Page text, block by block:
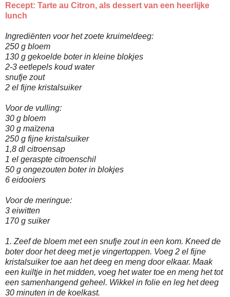
Recept: Tarte au Citron, als dessert van een heerlijke
lunch
Ingrediënten voor het zoete kruimeldeeg:
250 g bloem
130 g gekoelde boter in kleine blokjes
2-3 eetlepels koud water
snufje zout
2 el fijne kristalsuiker
Voor de vulling:
30 g bloem
30 g maïzena
250 g fijne kristalsuiker
1,8 dl citroensap
1 el geraspte citroenschil
50 g ongezouten boter in blokjes
6 eidooiers
Voor de meringue:
3 eiwitten
170 g suiker
1. Zeef de bloem met een snufje zout in een kom. Kneed de
boter door het deeg met je vingertoppen. Voeg 2 el fijne
kristalsuiker toe aan het deeg en meng door elkaar. Maak
een kuiltje in het midden, voeg het water toe en meng het tot
een samenhangend geheel. Wikkel in folie en leg het deeg
30 minuten in de koelkast.